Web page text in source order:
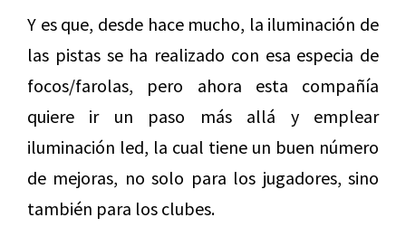
Y es que, desde hace mucho, la iluminación de
las pistas se ha realizado con esa especia de
focos/farolas, pero ahora esta compañía
quiere ir un paso más allá y emplear
iluminación led, la cual tiene un buen número
de mejoras, no solo para los jugadores, sino
también para los clubes.